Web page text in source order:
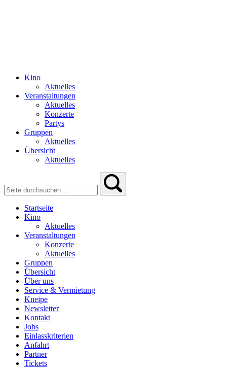
Kino
Aktuelles
Veranstaltungen
Aktuelles
Konzerte
Partys
Gruppen
Aktuelles
Übersicht
Aktuelles
Startseite
Kino
Aktuelles
Veranstaltungen
Konzerte
Aktuelles
Gruppen
Übersicht
Über uns
Service & Vermietung
Kneipe
Newsletter
Kontakt
Jobs
Einlasskriterien
Anfahrt
Partner
Tickets